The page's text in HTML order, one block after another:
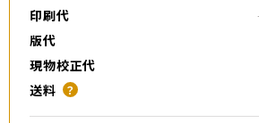
印刷代
版代
現物校正代
送料 ？